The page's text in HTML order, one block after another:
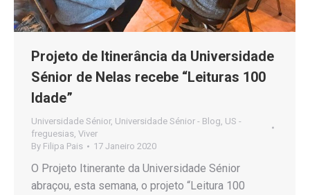
Projeto de Itinerância da Universidade
Sénior de Nelas recebe “Leituras 100
Idade”
Universidade Sénior, Universidade Sénior - Blog US -
freguesias Viver
By Filipa Pais 17 Janeiro 2020
O Projeto Itinerante da Universidade Sénior
abraçou, esta semana, o projeto “Leitura 100